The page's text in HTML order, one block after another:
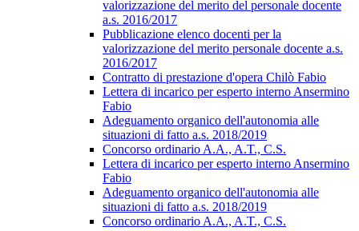
valorizzazione del merito del personale docente
a.s. 2016/2017
Pubblicazione elenco docenti per la
valorizzazione del merito personale docente a.s.
2016/2017
Contratto di prestazione d'opera Chilò Fabio
Lettera di incarico per esperto interno Ansermino
Fabio
Adeguamento organico dell'autonomia alle
situazioni di fatto a.s. 2018/2019
Concorso ordinario A.A., A.T., C.S.
Lettera di incarico per esperto interno Ansermino
Fabio
Adeguamento organico dell'autonomia alle
situazioni di fatto a.s. 2018/2019
Concorso ordinario A.A., A.T., C.S.